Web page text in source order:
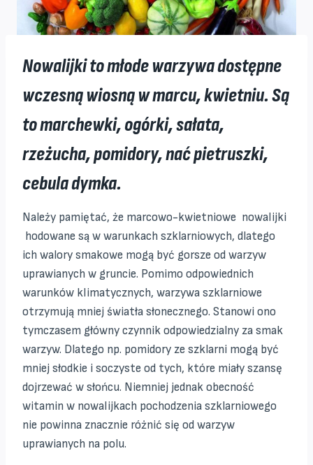
Nowalijki to młode warzywa dostępne
wczesną wiosną w marcu, kwietniu. Są
to marchewki, ogórki, sałata,
rzeżucha, pomidory, nać pietruszki,
cebula dymka.
Należy pamiętać, że marcowo-kwietniowe nowalijki
hodowane są w warunkach szklarniowych, dlatego
ich walory smakowe mogą być gorsze od warzyw
uprawianych w gruncie. Pomimo odpowiednich
warunków klimatycznych, warzywa szklarniowe
otrzymują mniej światła słonecznego. Stanowi ono
tymczasem główny czynnik odpowiedzialny za smak
warzyw. Dlatego np. pomidory ze szklarni mogą być
mniej słodkie i soczyste od tych, które miały szansę
dojrzewać w słońcu. Niemniej jednak obecność
witamin w nowalijkach pochodzenia szklarniowego
nie powinna znacznie różnić się od warzyw
uprawianych na polu.